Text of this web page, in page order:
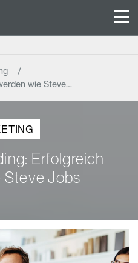
wie Steve…
Erfolgreich
Jobs